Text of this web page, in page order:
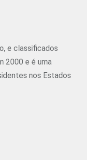
e classificados
2000 e é uma
nos Estados